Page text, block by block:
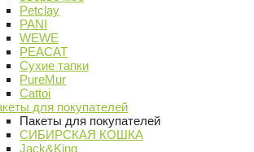
Petclay
PANI
WEWE
PEACAT
Сухие тапки
PureMur
Cattoi
для покупателей
Пакеты для покупателей
СИБИРСКАЯ КОШКА
Jack&King